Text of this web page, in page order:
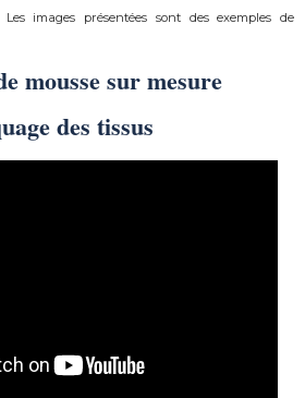
images présentées sont des exemples de
mousse sur mesure
des tissus